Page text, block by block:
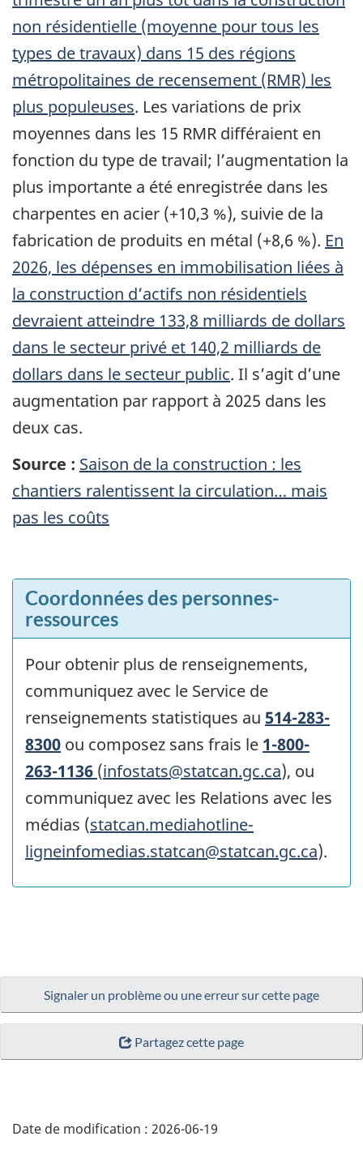
non résidentielle (moyenne pour tous les
types de travaux) dans 15 des régions
métropolitaines de recensement (RMR) les
plus populeuses. Les variations de prix
moyennes dans les 15 RMR différaient en
fonction du type de travail; l’augmentation la
plus importante a été enregistrée dans les
charpentes en acier (+10,3 %), suivie de la
fabrication de produits en métal (+8,6 %). En
2026, les dépenses en immobilisation liées à
la construction d’actifs non résidentiels
devraient atteindre 133,8 milliards de dollars
dans le secteur privé et 140,2 milliards de
dollars dans le secteur public. Il s’agit d’une
augmentation par rapport à 2025 dans les
deux cas.
Source : Saison de la construction : les
chantiers ralentissent la circulation… mais
pas les coûts
Coordonnées des personnes-
ressources
Pour obtenir plus de renseignements,
communiquez avec le Service de
renseignements statistiques au 514-283-
8300 ou composez sans frais le 1-800-
263-1136 (infostats@statcan.gc.ca), ou
communiquez avec les Relations avec les
médias (statcan.mediahotline-
ligneinfomedias.statcan@statcan.gc.ca).
Signaler un problème ou une erreur sur cette page
Partagez cette page
Date de modification : 2026-06-19